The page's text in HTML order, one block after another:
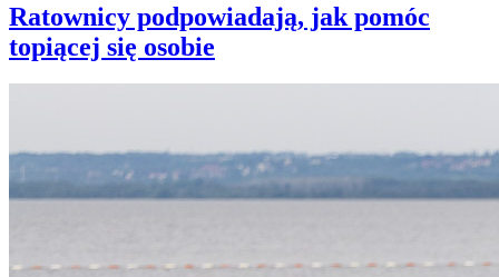
Ratownicy podpowiadają, jak pomóc
topiącej się osobie